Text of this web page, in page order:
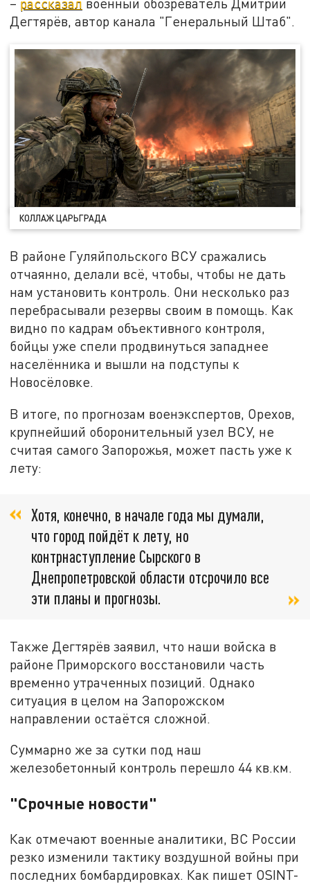
Дегтярёв, автор канала "Генеральный Штаб".
КОЛЛАЖ ЦАРЬГРАДА
В районе Гуляйпольского ВСУ сражались
отчаянно, делали всё, чтобы, чтобы не дать
нам установить контроль. Они несколько раз
перебрасывали резервы своим в помощь. Как
видно по кадрам объективного контроля,
бойцы уже спели продвинуться западнее
населённика и вышли на подступы к
Новосёловке.
В итоге, по прогнозам военэкспертов, Орехов,
крупнейший оборонительный узел ВСУ, не
считая самого Запорожья, может пасть уже к
лету:
Хотя, конечно, в начале года мы думали,
что город пойдёт к лету, но
контрнаступление Сырского в
Днепропетровской области отсрочило все
эти планы и прогнозы.
Также Дегтярёв заявил, что наши войска в
районе Приморского восстановили часть
временно утраченных позиций. Однако
ситуация в целом на Запорожском
направлении остаётся сложной.
Суммарно же за сутки под наш
железобетонный контроль перешло 44 кв.км.
"Срочные новости"
Как отмечают военные аналитики, ВС России
резко изменили тактику воздушной войны при
последних бомбардировках. Как пишет OSINT-